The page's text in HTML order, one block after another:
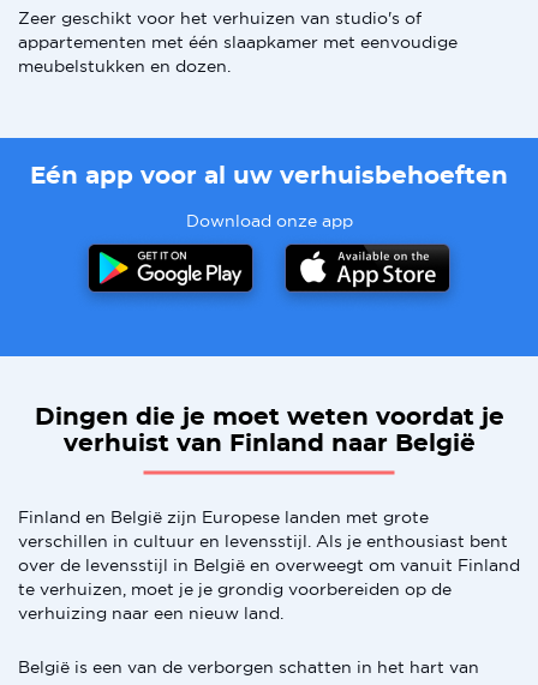
Zeer geschikt voor het verhuizen van studio's of
appartementen met één slaapkamer met eenvoudige
meubelstukken en dozen.
Eén app voor al uw verhuisbehoeften
Download onze app
Dingen die je moet weten voordat je
verhuist van Finland naar België
Finland en België zijn Europese landen met grote
verschillen in cultuur en levensstijl. Als je enthousiast bent
over de levensstijl in België en overweegt om vanuit Finland
te verhuizen, moet je je grondig voorbereiden op de
verhuizing naar een nieuw land.
België is een van de verborgen schatten in het hart van